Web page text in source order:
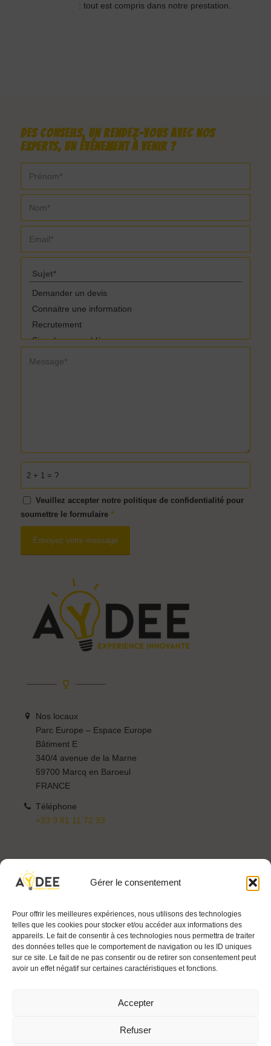
Gérer le consentement
Pour offrir les meilleures expériences, nous utilisons des technologies
telles que les cookies pour stocker et/ou accéder aux informations des
appareils. Le fait de consentir à ces technologies nous permettra de traiter
des données telles que le comportement de navigation ou les ID uniques
sur ce site. Le fait de ne pas consentir ou de retirer son consentement peut
avoir un effet négatif sur certaines caractéristiques et fonctions.
Accepter
Refuser
: tout est compris dans notre prestation.
Des conseils, un rendez-vous avec nos
experts, un événement à venir ?
2 + 1 = ?
Veuillez accepter notre politique de confidentialité pour
soumettre le formulaire *
Nos locaux
Parc Europe – Espace Europe
Bâtiment E
340/4 avenue de la Marne
59700 Marcq en Baroeul
FRANCE
Téléphone
+33 9 81 11 72 33
*En indiquant votre mail, vous consentez à recevoir nos actualités. Vous pouvez vous
désinscrire à tout moment grâce au lien de désabonnement présent dans votre
gestionnaires de préférences.